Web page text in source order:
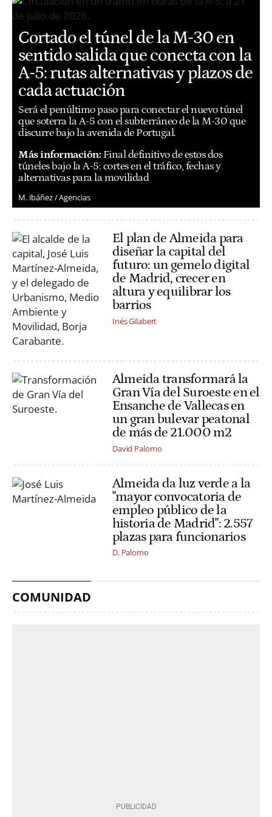
Cortado el túnel de la M-30 en
sentido salida que conecta con la
A-5: rutas alternativas y plazos de
cada actuación
Será el penúltimo paso para conectar el nuevo túnel
que soterra la A-5 con el subterráneo de la M-30 que
discurre bajo la avenida de Portugal.
Más información: Final definitivo de estos dos
túneles bajo la A-5: cortes en el tráfico, fechas y
alternativas para la movilidad
M. Ibáñez / Agencias
El plan de Almeida para
diseñar la capital del
futuro: un gemelo digital
de Madrid, crecer en
altura y equilibrar los
barrios
Inés Gilabert
Almeida transformará la
Gran Vía del Suroeste en el
Ensanche de Vallecas en
un gran bulevar peatonal
de más de 21.000 m2
David Palomo
Almeida da luz verde a la
"mayor convocatoria de
empleo público de la
historia de Madrid": 2.557
plazas para funcionarios
D. Palomo
COMUNIDAD